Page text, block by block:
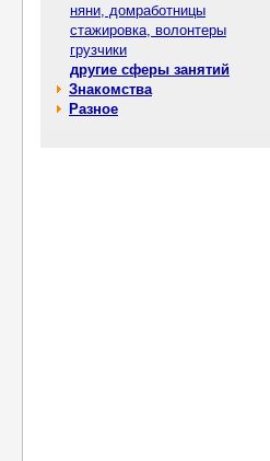
няни, домработницы
стажировка, волонтеры
грузчики
другие сферы занятий
Знакомства
Разное